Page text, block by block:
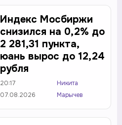
Индекс Мосбиржи
снизился на 0,2% до
2 281,31 пункта,
юань вырос до 12,24
рубля
20:17
07.08.2026
Никита
Марычев